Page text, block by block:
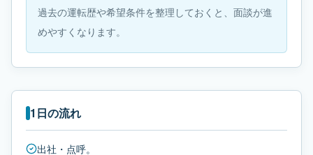
過去の運転歴や希望条件を整理しておくと、面談が進
めやすくなります。
1日の流れ
出社・点呼。